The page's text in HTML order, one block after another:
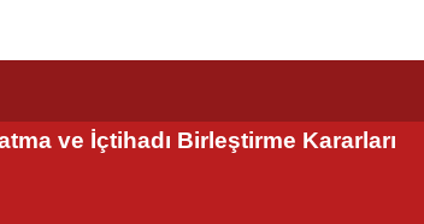
ve İçtihadı Birleştirme Kararları